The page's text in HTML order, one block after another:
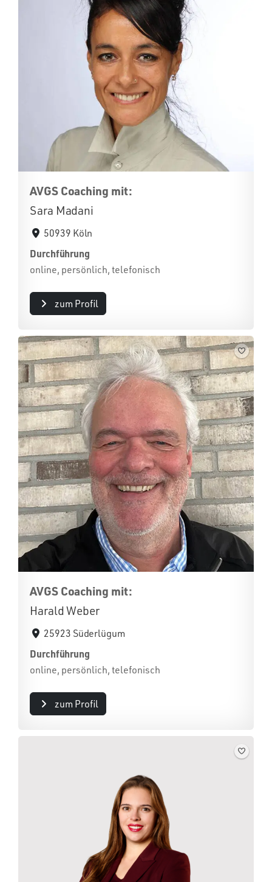
AVGS Coaching mit:
Sara Madani
50939 Köln
Durchführung
online, persönlich, telefonisch
zum Profil
AVGS Coaching mit:
Harald Weber
25923 Süderlügum
Durchführung
online, persönlich, telefonisch
zum Profil